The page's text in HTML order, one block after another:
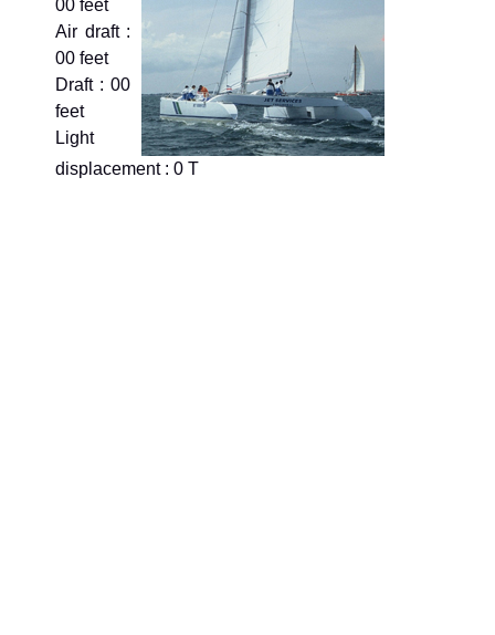
00 feet
Air draft :
00 feet
Draft : 00
feet
Light
displacement : 0 T